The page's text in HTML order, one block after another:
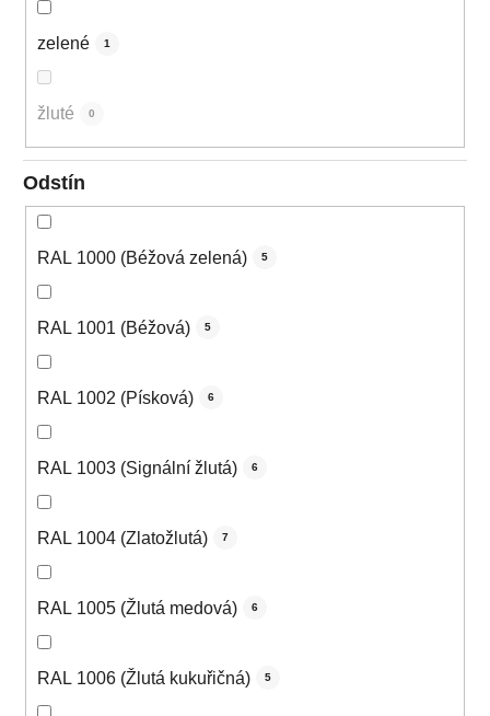
zelené 1
žluté 0
Odstín
RAL 1000 (Béžová zelená) 5
RAL 1001 (Béžová) 5
RAL 1002 (Písková) 6
RAL 1003 (Signální žlutá) 6
RAL 1004 (Zlatožlutá) 7
RAL 1005 (Žlutá medová) 6
RAL 1006 (Žlutá kukuřičná) 5